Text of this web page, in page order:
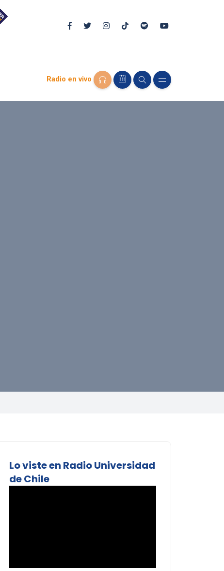
Radio en vivo
Lo viste en Radio Universidad
de Chile